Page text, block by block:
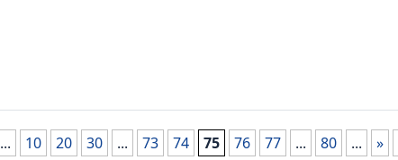
... 10 20 30 ... 73 74 75 76 77 ... 80 ... »